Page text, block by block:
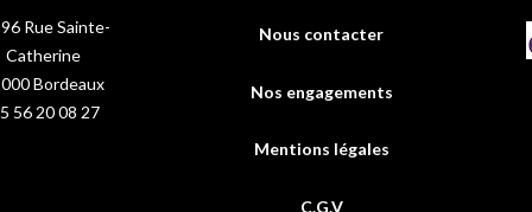
Rue Sainte-
Catherine
Bordeaux
56 20 08 27
Nous contacter
Nos engagements
Mentions légales
C.G.V